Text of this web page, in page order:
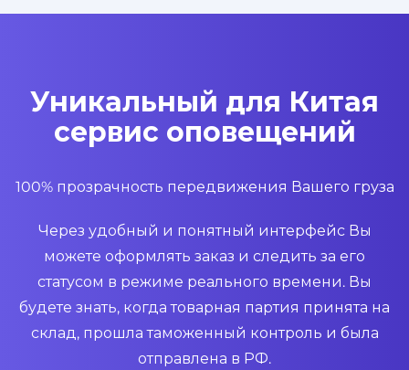
Уникальный для Китая
сервис оповещений
100% прозрачность передвижения Вашего груза
Через удобный и понятный интерфейс Вы
можете оформлять заказ и следить за его
статусом в режиме реального времени. Вы
будете знать, когда товарная партия принята на
склад, прошла таможенный контроль и была
отправлена в РФ.